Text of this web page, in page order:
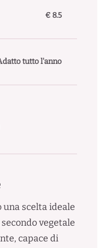
€ 8.5
tutto l'anno
una scelta ideale
vegetale
capace di